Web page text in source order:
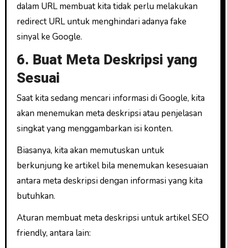
dalam URL membuat kita tidak perlu melakukan
redirect URL untuk menghindari adanya fake
sinyal ke Google.
6. Buat Meta Deskripsi yang
Sesuai
Saat kita sedang mencari informasi di Google, kita
akan menemukan meta deskripsi atau penjelasan
singkat yang menggambarkan isi konten.
Biasanya, kita akan memutuskan untuk
berkunjung ke artikel bila menemukan kesesuaian
antara meta deskripsi dengan informasi yang kita
butuhkan.
Aturan membuat meta deskripsi untuk artikel SEO
friendly, antara lain: